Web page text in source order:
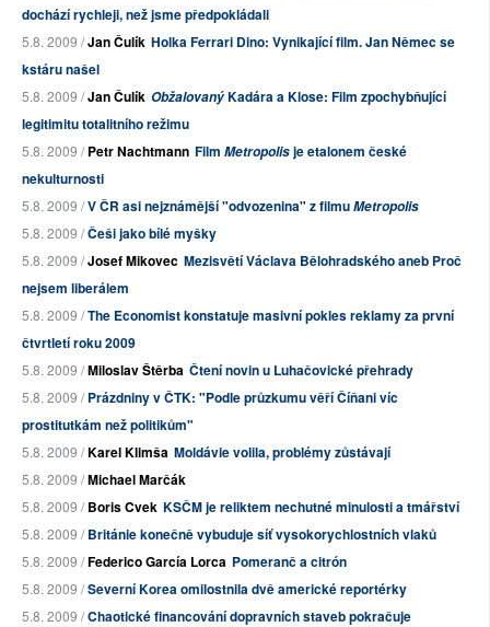
dochází rychleji, než jsme předpokládali
5.8. 2009 /Jan Čulík Holka Ferrari Dino: Vynikající film. Jan Němec se
kstáru našel
5.8. 2009 /Jan Čulík ObžalovanýKadára a Klose: Film zpochybňující
legitimitu totalitního režimu
5.8. 2009 /Petr Nachtmann Film Metropolisje etalonem české
nekulturnosti
5.8. 2009 /V ČR asi nejznámější "odvozenina" z filmuMetropolis
5.8. 2009 /Češi jako bílé myšky
5.8. 2009 /Josef Mikovec Mezisvětí Václava Bělohradského aneb Proč
nejsem liberálem
5.8. 2009 /The Economist konstatuje masivní pokles reklamy za první
čtvrtletí roku 2009
5.8. 2009 /Miloslav Štěrba Čtení novin u Luhačovické přehrady
5.8. 2009 /Prázdniny v ČTK: "Podle průzkumu věří Číňani víc
prostitutkám než politikům"
5.8. 2009 /Karel Klimša Moldávie volila, problémy zůstávají
5.8. 2009 /Michael Marčák
5.8. 2009 /Boris Cvek KSČM je reliktem nechutné minulosti a tmářství
5.8. 2009 /Británie konečně vybuduje síť vysokorychlostních vlaků
5.8. 2009 /Federico García Lorca Pomeranč a citrón
5.8. 2009 /Severní Korea omilostnila dvě americké reportérky
5.8. 2009 /Chaotické financování dopravních staveb pokračuje